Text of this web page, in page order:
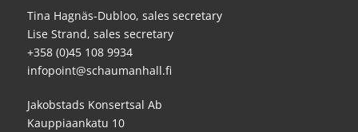
Tina Hagnäs-Dubloo, sales secretary
Lise Strand, sales secretary
+358 (0)45 108 9934
infopoint@schaumanhall.fi
Jakobstads Konsertsal Ab
Kauppiaankatu 10